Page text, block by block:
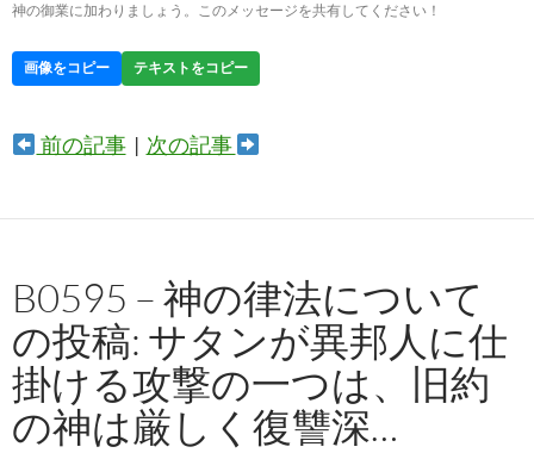
神の御業に加わりましょう。このメッセージを共有してください！
画像をコピー テキストをコピー
前の記事| 次の記事
B0595 – 神の律法について
の投稿: サタンが異邦人に仕
掛ける攻撃の一つは、旧約
の神は厳しく復讐深…